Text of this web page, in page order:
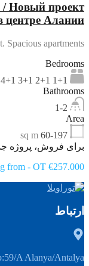
/ Новый проект
центре Алании
apartments…
Bedrooms
1+1 2+1 3+1 4+1
Bathrooms
1-2
Area
60-197
sq m
برای فروش، پروژه
from - OT €257.000
ارتباط
A Alanya/Antalya